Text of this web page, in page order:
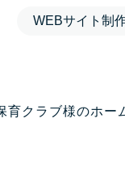
WEBサイト制
育クラブ様のホー